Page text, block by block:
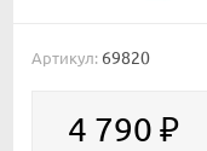
Артикул: 69820
4 790 ₽